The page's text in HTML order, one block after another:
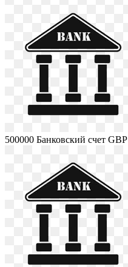
500000 Банковский счет GBP